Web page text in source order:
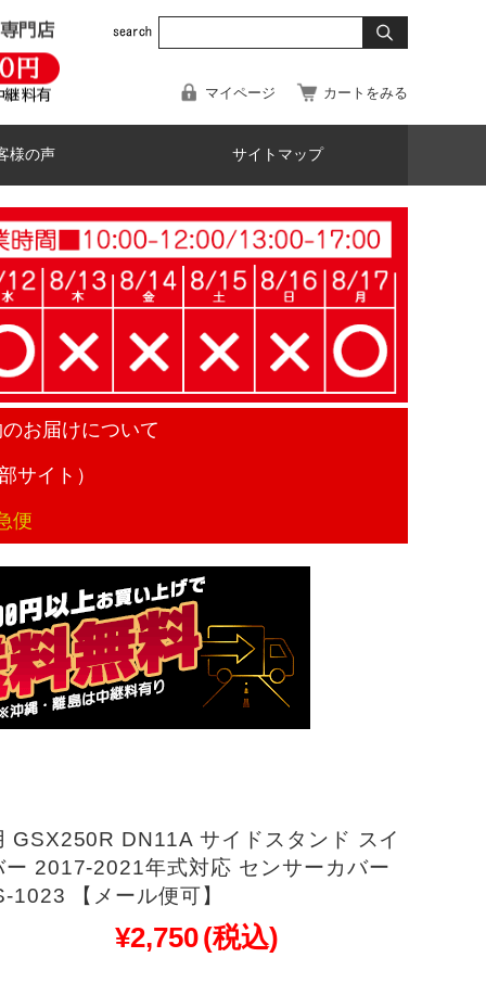
マイページ カートをみる
様の声 サイトマップ
お届けについて
サイト）
便
GSX250R DN11A サイドスタンド スイ
ー 2017-2021年式対応 センサーカバー
1023 【メール便可】
¥2,750(税込)